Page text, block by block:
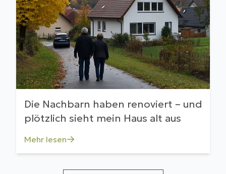
Die Nachbarn haben renoviert – und
plötzlich sieht mein Haus alt aus
Mehr lesen